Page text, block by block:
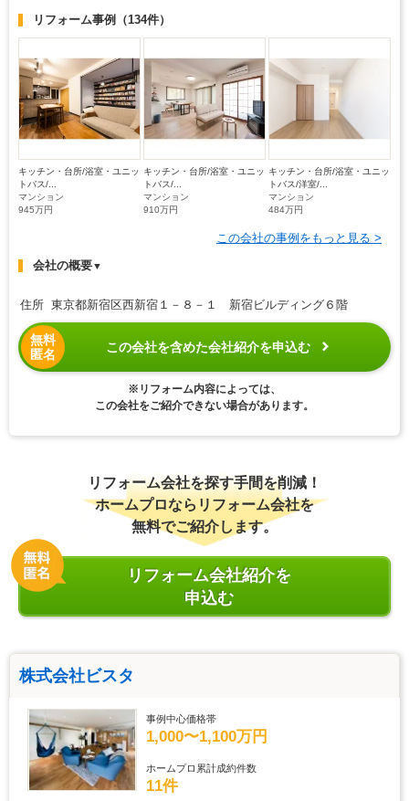
リフォーム事例 （134件）
キッチン・台所/浴室・ユニッ
トバス/...
マンション
945万円
キッチン・台所/浴室・ユニッ
トバス/...
マンション
910万円
キッチン・台所/浴室・ユニッ
トバス/洋室/...
マンション
484万円
この会社の事例をもっと見る >
会社の概要▼
住所 東京都新宿区西新宿１－８－１ 新宿ビルディング６階
無料
匿名
この会社を含めた会社紹介を申込む
※リフォーム内容によっては、
この会社をご紹介できない場合があります。
リフォーム会社を探す手間を削減！
ホームプロならリフォーム会社を
無料でご紹介します。
リフォーム会社紹介を
申込む
株式会社ビスタ
事例中心価格帯
1,000〜1,100万円
ホームプロ累計成約件数
11件